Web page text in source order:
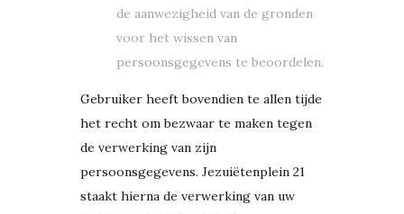
de aanwezigheid van de gronden
voor het wissen van
persoonsgegevens te beoordelen.
Gebruiker heeft bovendien te allen tijde
het recht om bezwaar te maken tegen
de verwerking van zijn
persoonsgegevens. Jezuiëtenplein 21
staakt hierna de verwerking van uw